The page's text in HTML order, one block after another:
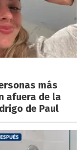
más
afuera de la
de Paul